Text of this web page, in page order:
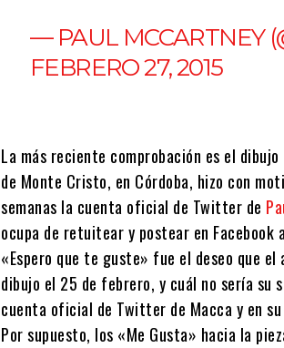
— PAUL MCCARTNEY
FEBRERO 27, 2015
La más reciente comprobación es el
de Monte Cristo, en Córdoba, hizo con
semanas la cuenta oficial de Twitter de
ocupa de retuitear y postear en Facebook
«Espero que te guste» fue el deseo que
dibujo el 25 de febrero, y cuál no sería su
cuenta oficial de Twitter de Macca y en
Por supuesto, los «Me Gusta» hacia la